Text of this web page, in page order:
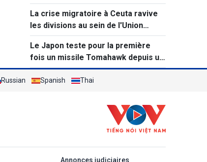
concrets
La crise migratoire à Ceuta ravive
les divisions au sein de l'Union
européenne
Le Japon teste pour la première
fois un missile Tomahawk depuis un
destroyer
Russian Spanish Thai
Annonces judiciaires